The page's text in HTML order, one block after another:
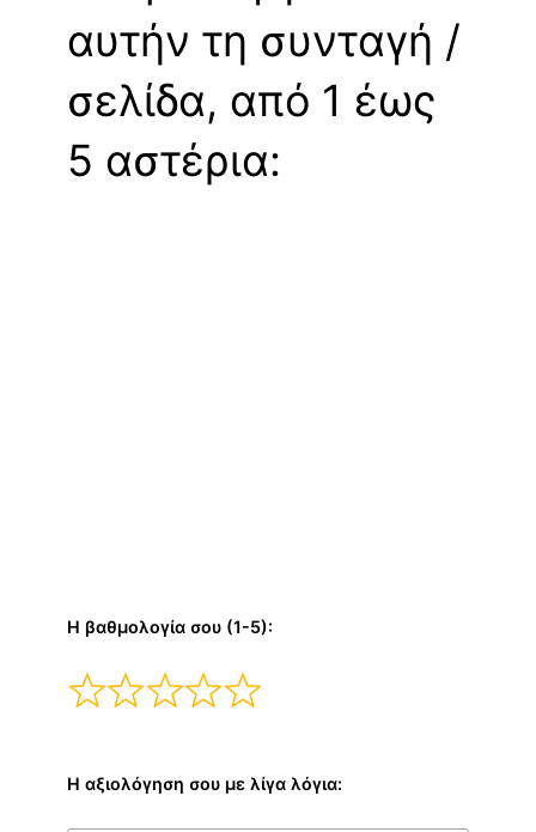
αυτήν τη συνταγή /
σελίδα, από 1 έως
5 αστέρια:
Η βαθμολογία σου (1-5):
Η αξιολόγηση σου με λίγα λόγια: